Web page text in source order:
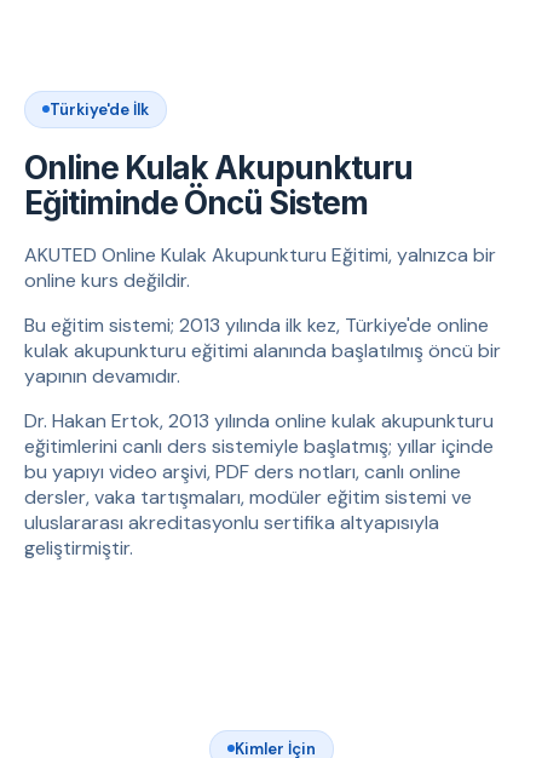
Türkiye'de İlk
Online Kulak Akupunkturu
Eğitiminde Öncü Sistem
AKUTED Online Kulak Akupunkturu Eğitimi, yalnızca bir
online kurs değildir.
Bu eğitim sistemi; 2013 yılında ilk kez, Türkiye'de online
kulak akupunkturu eğitimi alanında başlatılmış öncü bir
yapının devamıdır.
Dr. Hakan Ertok, 2013 yılında online kulak akupunkturu
eğitimlerini canlı ders sistemiyle başlatmış; yıllar içinde
bu yapıyı video arşivi, PDF ders notları, canlı online
dersler, vaka tartışmaları, modüler eğitim sistemi ve
uluslararası akreditasyonlu sertifika altyapısıyla
geliştirmiştir.
Kimler İçin